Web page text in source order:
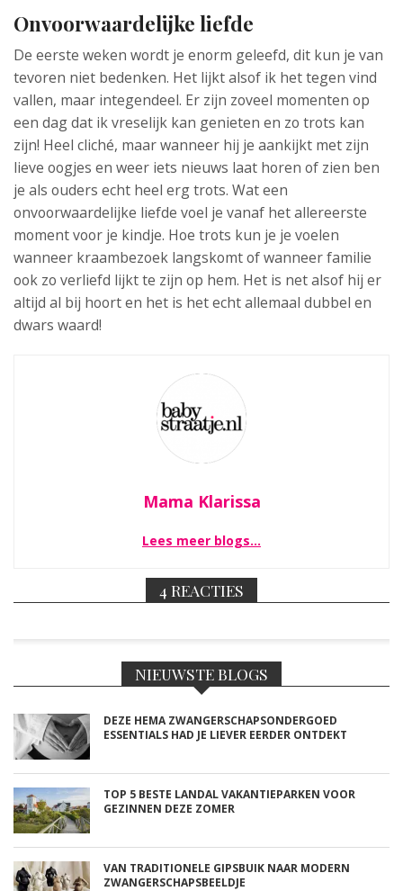
Onvoorwaardelijke liefde
De eerste weken wordt je enorm geleefd, dit kun je van
tevoren niet bedenken. Het lijkt alsof ik het tegen vind
vallen, maar integendeel. Er zijn zoveel momenten op
een dag dat ik vreselijk kan genieten en zo trots kan
zijn! Heel cliché, maar wanneer hij je aankijkt met zijn
lieve oogjes en weer iets nieuws laat horen of zien ben
je als ouders echt heel erg trots. Wat een
onvoorwaardelijke liefde voel je vanaf het allereerste
moment voor je kindje. Hoe trots kun je je voelen
wanneer kraambezoek langskomt of wanneer familie
ook zo verliefd lijkt te zijn op hem. Het is net alsof hij er
altijd al bij hoort en het is het echt allemaal dubbel en
dwars waard!
Mama Klarissa
Lees meer blogs…
4 REACTIES
NIEUWSTE BLOGS
DEZE HEMA ZWANGERSCHAPSONDERGOED
ESSENTIALS HAD JE LIEVER EERDER ONTDEKT
TOP 5 BESTE LANDAL VAKANTIEPARKEN VOOR
GEZINNEN DEZE ZOMER
VAN TRADITIONELE GIPSBUIK NAAR MODERN
ZWANGERSCHAPSBEELDJE